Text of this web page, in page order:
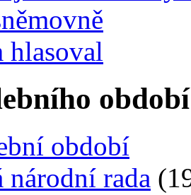
hlasoval
období
období
národní rada